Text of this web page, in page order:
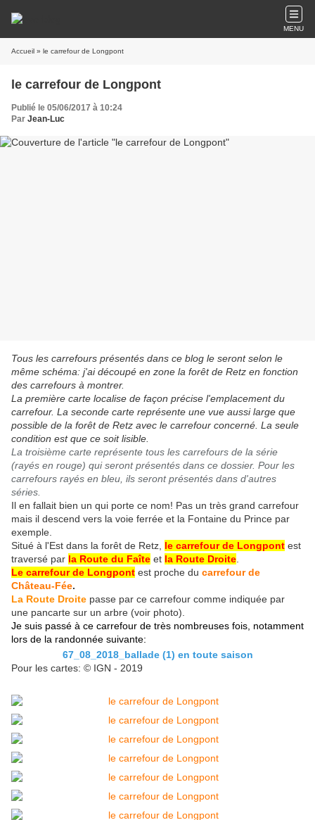
MENU
Accueil » le carrefour de Longpont
le carrefour de Longpont
Publié le 05/06/2017 à 10:24
Par Jean-Luc
Tous les carrefours présentés dans ce blog le seront selon le
même schéma: j'ai découpé en zone la forêt de Retz en fonction
des carrefours à montrer.
La première carte localise de façon précise l'emplacement du
carrefour. La seconde carte représente une vue aussi large que
possible de la forêt de Retz avec le carrefour concerné. La seule
condition est que ce soit lisible.
La troisième carte représente tous les carrefours de la série
(rayés en rouge) qui seront présentés dans ce dossier. Pour les
carrefours rayés en bleu, ils seront présentés dans d'autres
séries.
Il en fallait bien un qui porte ce nom! Pas un très grand carrefour
mais il descend vers la voie ferrée et la Fontaine du Prince par
exemple.
Situé à l'Est dans la forêt de Retz, le carrefour de Longpont est
traversé par la Route du Faîte et la Route Droite
Le carrefour de Longpont est proche du carrefour de
Château-Fée.
La Route Droite passe par ce carrefour comme indiquée par
une pancarte sur un arbre (voir photo).
Je suis passé à ce carrefour de très nombreuses fois, notamment
lors de la randonnée suivante:
67_08_2018_ballade (1) en toute saison
Pour les cartes: © IGN - 2019